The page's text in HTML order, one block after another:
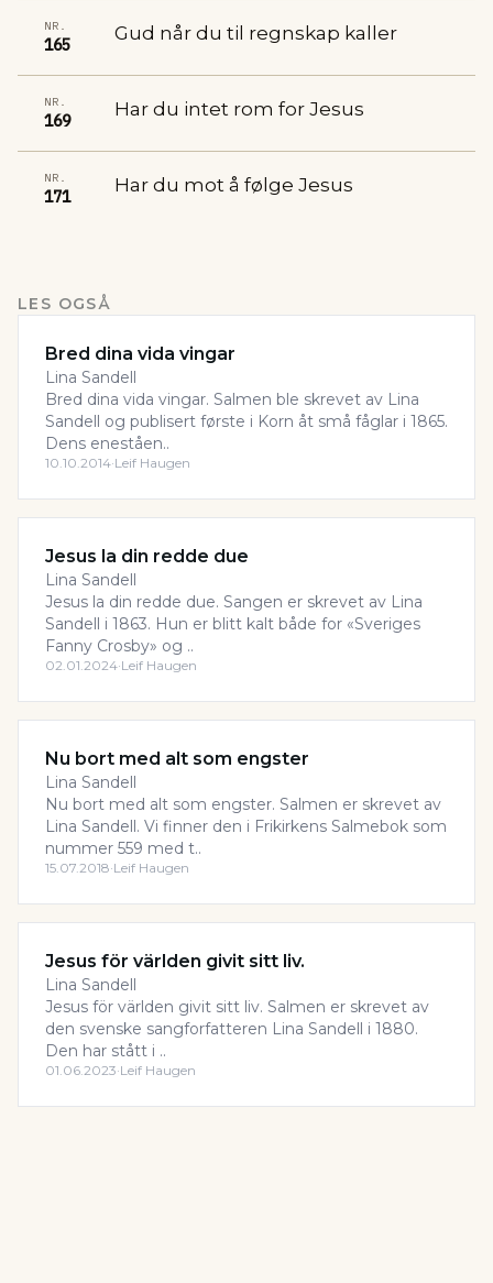
NR.
165
Gud når du til regnskap kaller
NR.
169
Har du intet rom for Jesus
NR.
171
Har du mot å følge Jesus
LES OGSÅ
Bred dina vida vingar
Lina Sandell
Bred dina vida vingar. Salmen ble skrevet av Lina
Sandell og publisert første i Korn åt små fåglar i 1865.
Dens eneståen..
10.10.2014·Leif Haugen
Jesus la din redde due
Lina Sandell
Jesus la din redde due. Sangen er skrevet av Lina
Sandell i 1863. Hun er blitt kalt både for «Sveriges
Fanny Crosby» og ..
02.01.2024·Leif Haugen
Nu bort med alt som engster
Lina Sandell
Nu bort med alt som engster. Salmen er skrevet av
Lina Sandell. Vi finner den i Frikirkens Salmebok som
nummer 559 med t..
15.07.2018·Leif Haugen
Jesus för världen givit sitt liv.
Lina Sandell
Jesus för världen givit sitt liv. Salmen er skrevet av
den svenske sangforfatteren Lina Sandell i 1880.
Den har stått i ..
01.06.2023·Leif Haugen